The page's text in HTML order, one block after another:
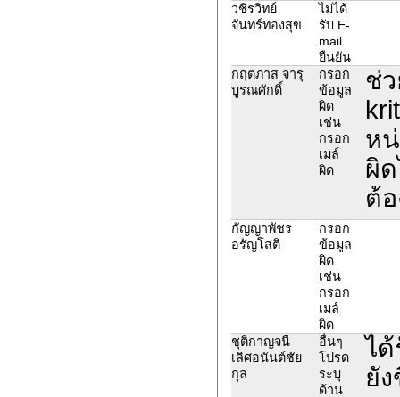
วชิรวิทย์
จันทร์ทองสุข
ไม่ได้
รับ E-
mail
ยืนยัน
กฤตภาส จารุ
บูรณศักดิ์
กรอก
ข้อมูล
ผิด
เช่น
กรอก
เมล์
ผิด
ช่
ห
ผิ
ต้
กัญญาพัชร
อรัญโสติ
กรอก
ข้อมูล
ผิด
เช่น
กรอก
เมล์
ผิด
ชุติกาญจนื
เลิศอนันต์ชัย
กุล
อื่นๆ
โปรด
ระบุ
ด้าน
ไ
ยั